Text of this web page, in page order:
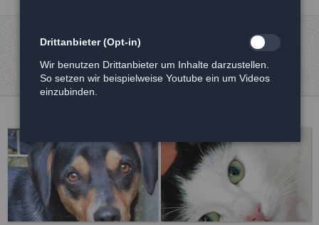
Drittanbieter (Opt-in)
Wir benutzen Drittanbieter um Inhalte darzustellen.
So setzen wir beispielweise Youtube ein um Videos
einzubinden.